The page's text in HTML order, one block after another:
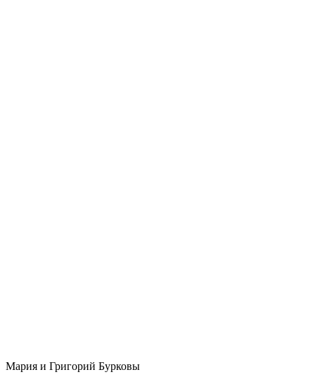
Мария и Григорий Бурковы